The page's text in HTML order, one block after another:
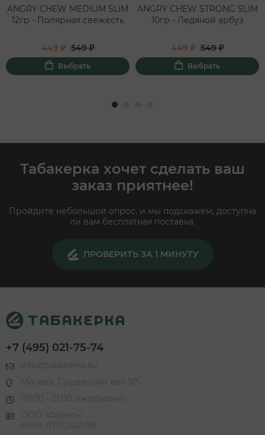
ANGRY CHEW MEDIUM SLIM
12гр - Полярная свежесть
449 ₽ 549 ₽
Выбрать
ANGRY CHEW STRONG SLIM
10гр - Ледяной арбуз
449 ₽ 549 ₽
Выбрать
Табакерка хочет сделать ваш
заказ приятнее!
Пройдите небольшой опрос, и мы подскажем, доступна
ли вам бесплатная поставка.
ПРОВЕРИТЬ ЗА 1 МИНУТУ
+7 (495) 021-75-74